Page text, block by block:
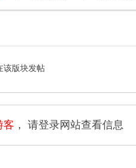
该版块发帖
客 ， 请登录网站查看信息